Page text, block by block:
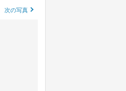
次の写真